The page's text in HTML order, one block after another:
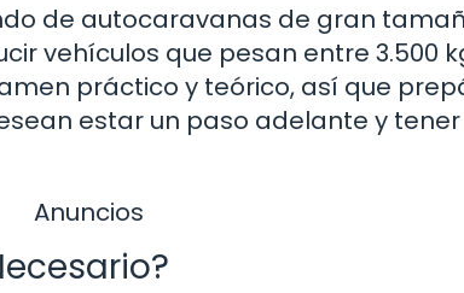
de autocaravanas de gran
vehículos que pesan entre 3.500
práctico y teórico, así que
estar un paso adelante y
Anuncios